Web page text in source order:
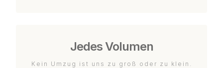
Jedes Volumen
Kein Umzug ist uns zu groß oder zu klein.